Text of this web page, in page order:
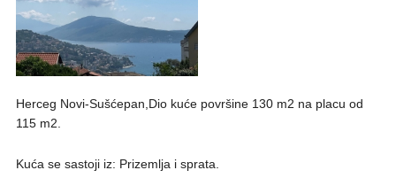
Herceg Novi-Sušćepan,Dio kuće površine 130 m2 na placu od
115 m2.
Kuća se sastoji iz: Prizemlja i sprata.